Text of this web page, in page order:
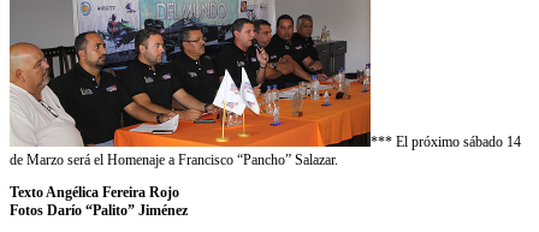
*** El próximo sábado 14
de Marzo será el Homenaje a Francisco “Pancho” Salazar.
Texto Angélica Fereira Rojo
Fotos Darío “Palito” Jiménez